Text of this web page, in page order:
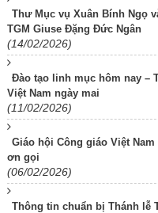
Thư Mục vụ Xuân Bính Ngọ
TGM Giuse Đặng Đức Ngân
(14/02/2026)
Đào tạo linh mục hôm nay –
Việt Nam ngày mai
(11/02/2026)
Giáo hội Công giáo Việt
ơn gọi
(06/02/2026)
Thông tin chuẩn bị Thánh lễ